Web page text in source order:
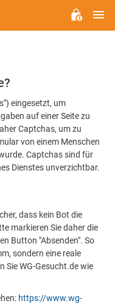
eingesetzt, um
auf einer Seite zu
Captchas, um zu
von einem Menschen
Captchas sind für
Dienstes unverzichtbar.
dass kein Bot die
markieren Sie daher die
Button "Absenden". So
sondern eine reale
Sie WG-Gesucht.de wie
https://www.wg-